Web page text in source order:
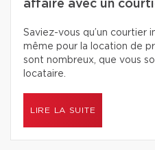
affaire avec un
Saviez-vous qu’un courtier
même pour la location de
sont nombreux, que vous
locataire.
LIRE LA SUITE